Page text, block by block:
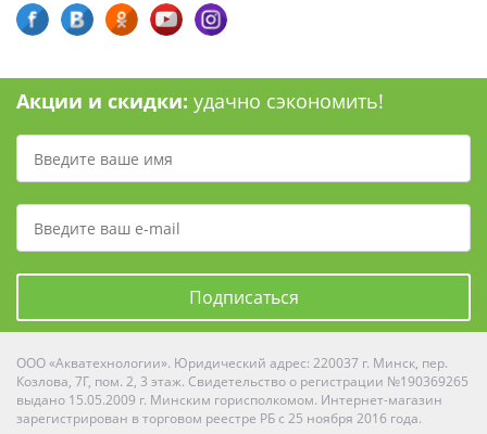
Акции и скидки: удачно сэкономить!
Подписаться
ООО «Акватехнологии». Юридический адрес: 220037 г. Минск, пер.
Козлова, 7Г, пом. 2, 3 этаж. Свидетельство о регистрации №190369265
выдано 15.05.2009 г. Минским горисполкомом. Интернет-магазин
зарегистрирован в торговом реестре РБ с 25 ноября 2016 года.